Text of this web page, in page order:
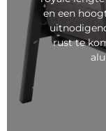
en een
rust te